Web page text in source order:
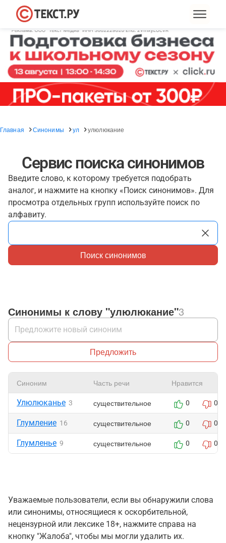
Главная Синонимы ул улюлюкание
Сервис поиска синонимов
Введите слово, к которому требуется подобрать
аналог, и нажмите на кнопку «Поиск синонимов». Для
просмотра отдельных групп используйте поиск по
алфавиту.
Поиск синонимов
Синонимы к слову "улюлюкание"3
Предложить
Синоним Часть речи Нравится
Улюлюканье 3 существительное 0 0
Глумление 16 существительное 0 0
Глумленье 9 существительное 0 0
Уважаемые пользователи, если вы обнаружили слова
или синонимы, относящиеся к оскорбительной,
нецензурной или лексике 18+, нажмите справа на
кнопку "Жалоба", чтобы мы могли удалить их.